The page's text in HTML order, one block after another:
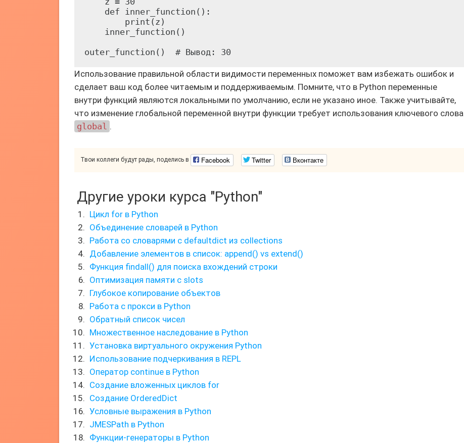
    def inner_function():
        print(z)
    inner_function()
Использование правильной области видимости переменных поможет вам избежать ошибок и
сделает ваш код более читаемым и поддерживаемым. Помните, что в Python переменные
внутри функций являются локальными по умолчанию, если не указано иное. Также учитывайте,
что изменение глобальной переменной внутри функции требует использования ключевого слова
global .
Твои коллеги будут рады, поделись в Facebook Twitter Вконтакте
Другие уроки курса "Python"
Цикл for в Python
Объединение словарей в Python
Работа со словарями с defaultdict из collections
Добавление элементов в список: append() vs extend()
Функция findall() для поиска вхождений строки
Оптимизация памяти с slots
Глубокое копирование объектов
Работа с прокси в Python
Обратный список чисел
Множественное наследование в Python
Установка виртуального окружения Python
Использование подчеркивания в REPL
Оператор continue в Python
Создание вложенных циклов for
Создание OrderedDict
Условные выражения в Python
JMESPath в Python
Функции-генераторы в Python